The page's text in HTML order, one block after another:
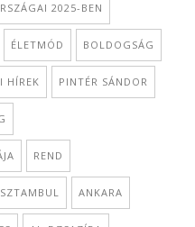
2025-BEN
ÉLETMÓD BOLDOGSÁG
HÍREK PINTÉR SÁNDOR
REND
ANKARA